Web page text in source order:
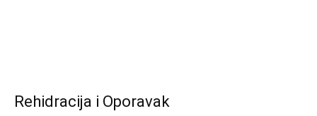
Rehidracija i Oporavak